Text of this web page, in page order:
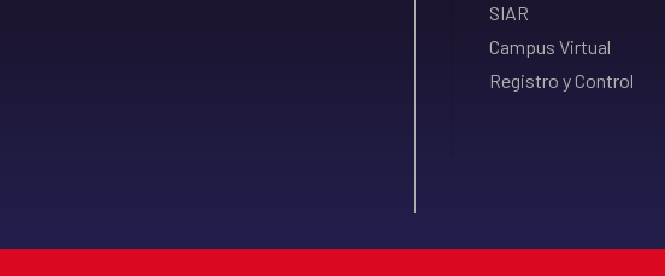
SIAR
Campus Virtual
Registro y Control